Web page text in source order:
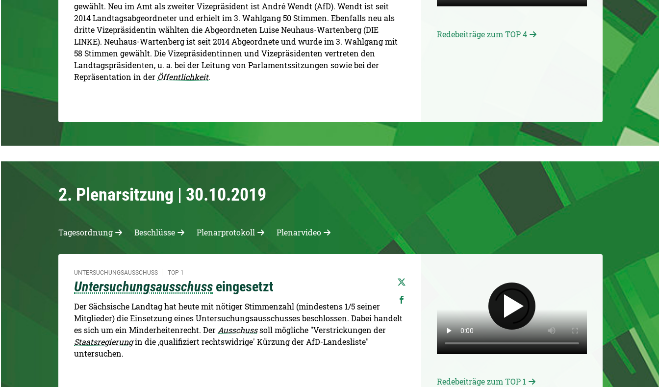
gewählt. Neu im Amt als zweiter Vizepräsident ist André Wendt (AfD). Wendt ist seit
2014 Landtagsabgeordneter und erhielt im 3. Wahlgang 50 Stimmen. Ebenfalls neu als
dritte Vizepräsidentin wählten die Abgeordneten Luise Neuhaus-Wartenberg (DIE
LINKE). Neuhaus-Wartenberg ist seit 2014 Abgeordnete und wurde im 3. Wahlgang mit
58 Stimmen gewählt. Die Vizepräsidentinnen und Vizepräsidenten vertreten den
Landtagspräsidenten, u. a. bei der Leitung von Parlamentssitzungen sowie bei der
Repräsentation in der Öffentlichkeit.
Redebeiträge zum TOP 4
2. Plenarsitzung | 30.10.2019
Tagesordnung Beschlüsse Plenarprotokoll Plenarvideo
Untersuchungsausschuss eingesetzt
UNTERSUCHUNGSAUSSCHUSS TOP 1
Der Sächsische Landtag hat heute mit nötiger Stimmenzahl (mindestens 1/5 seiner
Mitglieder) die Einsetzung eines Untersuchungsausschusses beschlossen. Dabei handelt
es sich um ein Minderheitenrecht. Der Ausschusssoll mögliche "Verstrickungen der
Staatsregierungin die ,qualifiziert rechtswidrige' Kürzung der AfD-Landesliste"
untersuchen.
Redebeiträge zum TOP 1